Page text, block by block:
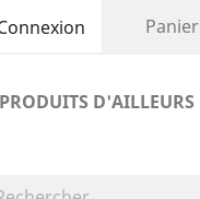
Panier
PRODUITS D'AILLEURS